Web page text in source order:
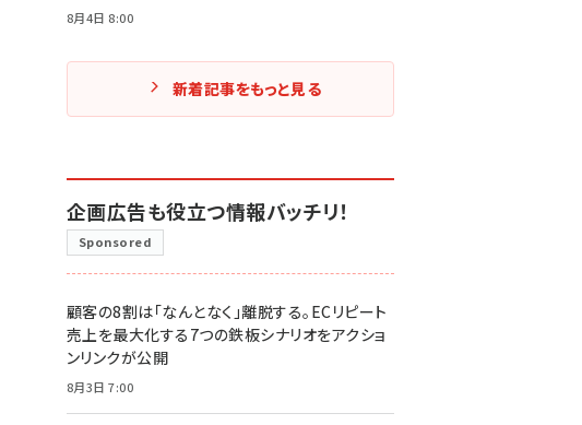
8月4日 8:00
新着記事をもっと見る
企画広告も役立つ情報バッチリ！
Sponsored
顧客の8割は「なんとなく」離脱する。ECリピート
売上を最大化する7つの鉄板シナリオをアクショ
ンリンクが公開
8月3日 7:00